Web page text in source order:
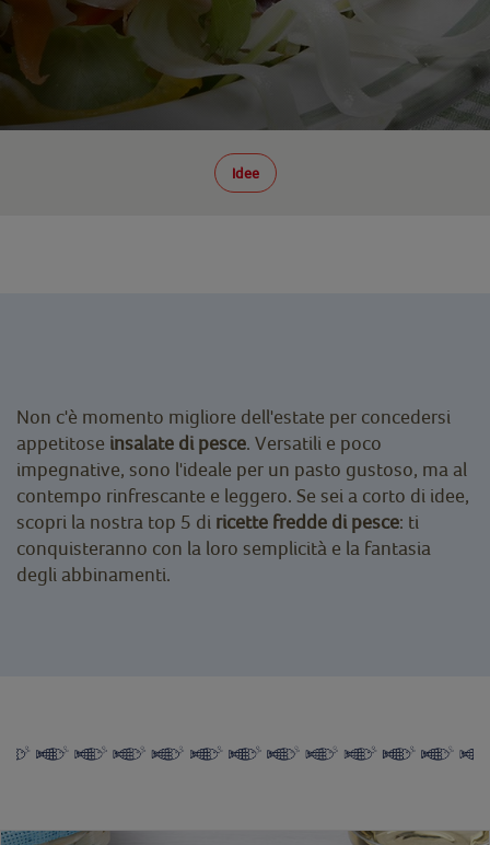
Idee
Non c'è momento migliore dell'estate per concedersi
appetitose insalate di pesce. Versatili e poco
impegnative, sono l'ideale per un pasto gustoso, ma al
contempo rinfrescante e leggero. Se sei a corto di idee,
scopri la nostra top 5 di ricette fredde di pesce: ti
conquisteranno con la loro semplicità e la fantasia
degli abbinamenti.